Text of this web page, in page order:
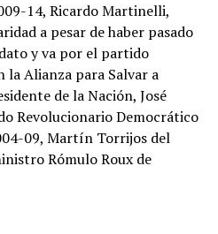
14, Ricardo Martinelli,
a pesar de haber pasado
y va por el partido
la Alianza para Salvar a
de la Nación, José
Revolucionario Democrático
09, Martín Torrijos del
Rómulo Roux de